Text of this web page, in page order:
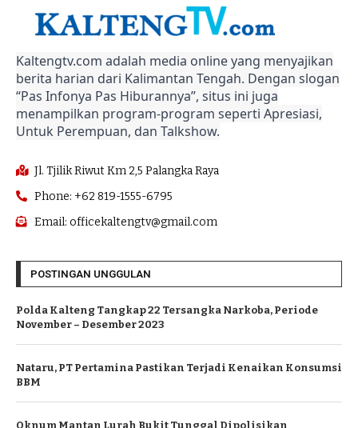
Kaltengtv.com adalah media online yang menyajikan
berita harian dari Kalimantan Tengah. Dengan slogan
“Pas Infonya Pas Hiburannya”, situs ini juga
menampilkan program-program seperti Apresiasi,
Untuk Perempuan, dan Talkshow.
Jl. Tjilik Riwut Km 2,5 Palangka Raya
Phone: +62 819-1555-6795
Email: officekaltengtv@gmail.com
POSTINGAN UNGGULAN
Polda Kalteng Tangkap 22 Tersangka Narkoba, Periode
November – Desember 2023
Nataru, PT Pertamina Pastikan Terjadi Kenaikan Konsumsi
BBM
Oknum Mantan Lurah Bukit Tunggal Dipolisikan